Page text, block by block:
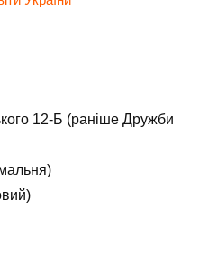
12-Б (раніше Дружби